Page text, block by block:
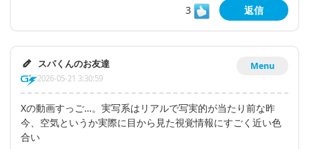
3
返信
Menu
スパくんのお友達
2026-05-21 3:30:59
Xの動画すっご…。実写系はリアルで写実的が当たり前な昨
今、空気というか実際に目から見た視覚情報にすごく近い色
合い